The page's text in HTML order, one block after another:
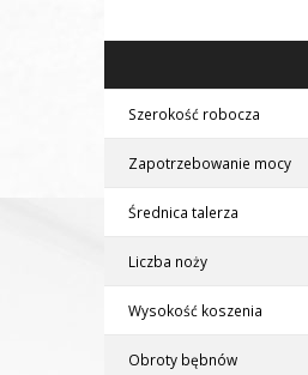
Szerokość robocza
Zapotrzebowanie mocy
Średnica talerza
Liczba noży
Wysokość koszenia
Obroty bębnów